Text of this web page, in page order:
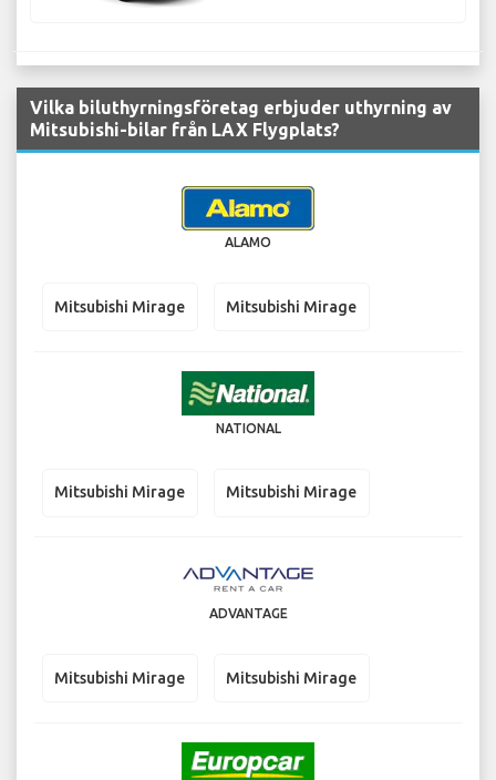
Vilka biluthyrningsföretag erbjuder uthyrning av
Mitsubishi-bilar från LAX Flygplats?
ALAMO
Mitsubishi Mirage Mitsubishi Mirage
NATIONAL
Mitsubishi Mirage Mitsubishi Mirage
ADVANTAGE
Mitsubishi Mirage Mitsubishi Mirage